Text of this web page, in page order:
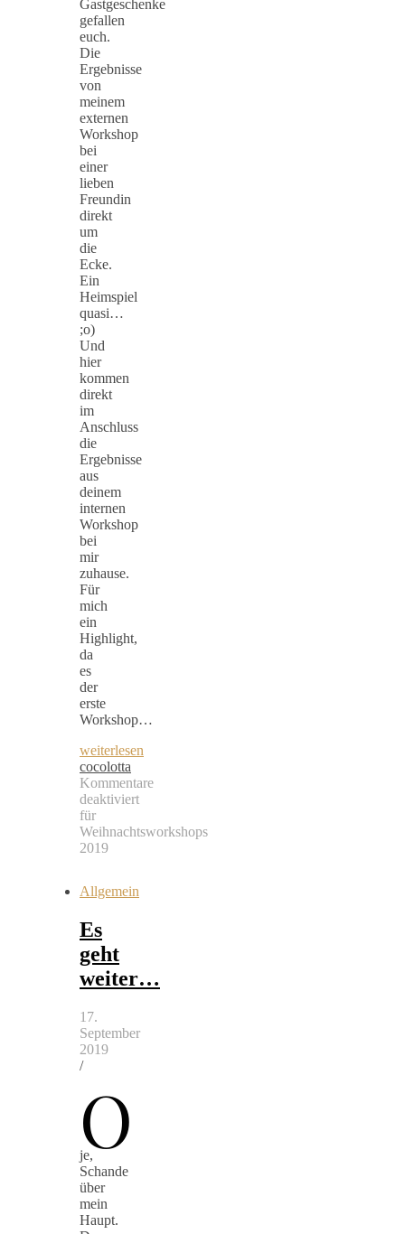
Gastgeschenke
gefallen
euch.
Die
Ergebnisse
von
meinem
externen
Workshop
bei
einer
lieben
Freundin
direkt
um
die
Ecke.
Ein
Heimspiel
quasi…
;o)
Und
hier
kommen
direkt
im
Anschluss
die
Ergebnisse
aus
deinem
internen
Workshop
bei
mir
zuhause.
Für
mich
ein
Highlight,
da
es
der
erste
Workshop…
weiterlesen
cocolotta
Kommentare
deaktiviert
für
Weihnachtsworkshops
2019
Allgemein
Es
geht
weiter…
17.
September
2019
/
O
je,
Schande
über
mein
Haupt.